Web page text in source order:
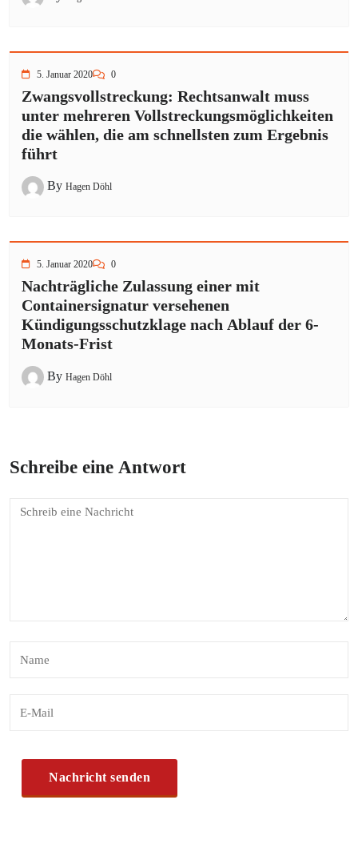
5. Januar 2020 0
Zwangsvollstreckung: Rechtsanwalt muss
unter mehreren Vollstreckungsmöglichkeiten
die wählen, die am schnellsten zum Ergebnis
führt
By Hagen Döhl
5. Januar 2020 0
Nachträgliche Zulassung einer mit
Containersignatur versehenen
Kündigungsschutzklage nach Ablauf der 6-
Monats-Frist
By Hagen Döhl
Schreibe eine Antwort